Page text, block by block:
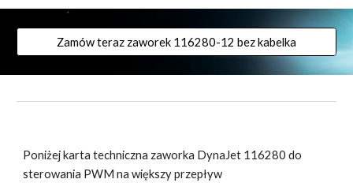
Zamów teraz zaworek 116280-12 bez kabelka
Poniżej karta techniczna zaworka DynaJet 116280 do
sterowania PWM na większy przepływ